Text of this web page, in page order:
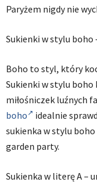
Paryżem nigdy nie
Sukienki w stylu
Boho to styl, który
Sukienki w stylu boho
miłośniczek luźnych
boho
idealnie
sukienka w stylu
garden party.
Sukienka w literę A –